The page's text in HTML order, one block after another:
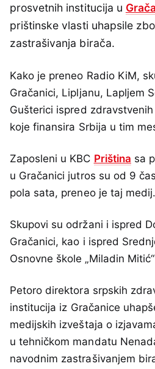
prosvetnih institucija u
prištinske vlasti uhapsile
zastrašivanja birača.
Kako je preneo Radio KiM,
Gračanici, Lipljanu, Lapljem
Gušterici ispred
koje finansira Srbija u tim
Zaposleni u KBC Priština sa
u Gračanici jutros su od 9
pola sata, preneo je taj medij.
Skupovi su održani i ispred
Gračanici, kao i ispred
Osnovne škole „Miladin
Petoro direktora srpskih
institucija iz Gračanice
medijskih izveštaja o
u tehničkom mandatu
navodnim zastrašivanjem